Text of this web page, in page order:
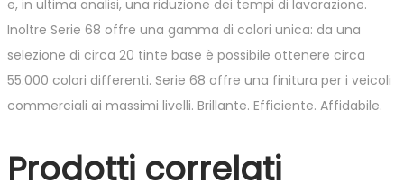
e, in ultima analisi, una riduzione dei tempi di lavorazione.
Inoltre Serie 68 offre una gamma di colori unica: da una
selezione di circa 20 tinte base è possibile ottenere circa
55.000 colori differenti. Serie 68 offre una finitura per i veicoli
commerciali ai massimi livelli. Brillante. Efficiente. Affidabile.
Prodotti correlati